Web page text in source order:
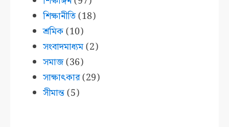
শিক্ষানীতি(18)
শ্রমিক(10)
সংবাদমাধ্যম(2)
সমাজ(36)
সাক্ষাৎকার(29)
সীমান্ত(5)